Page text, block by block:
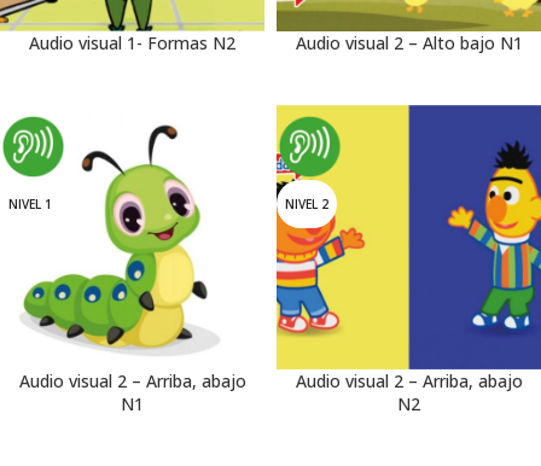
Audio visual 1- Formas N2 Audio visual 2 – Alto bajo N1
NIVEL 1
Audio visual 2 – Arriba, abajo
N1
NIVEL 2
Audio visual 2 – Arriba, abajo
N2